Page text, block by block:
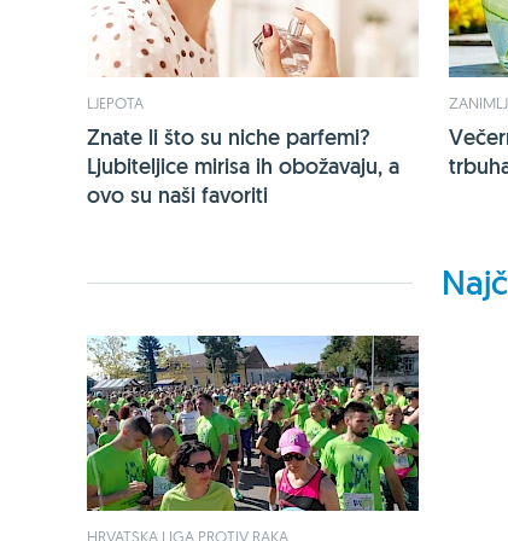
LJEPOTA
Znate li što su niche parfemi?
Ljubiteljice mirisa ih obožavaju, a
ovo su naši favoriti
HRVATSKA LIGA PROTIV RAKA